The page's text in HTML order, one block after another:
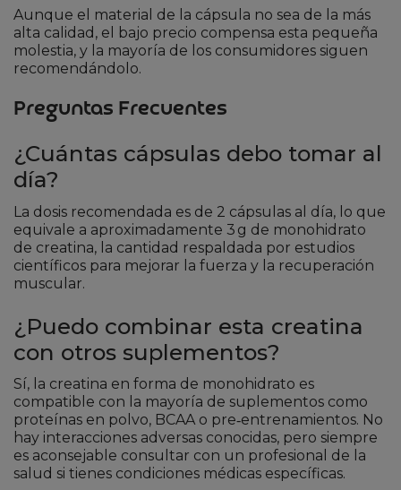
Aunque el material de la cápsula no sea de la más
alta calidad, el bajo precio compensa esta pequeña
molestia, y la mayoría de los consumidores siguen
recomendándolo.
Preguntas Frecuentes
¿Cuántas cápsulas debo tomar al
día?
La dosis recomendada es de 2 cápsulas al día, lo que
equivale a aproximadamente 3 g de monohidrato
de creatina, la cantidad respaldada por estudios
científicos para mejorar la fuerza y la recuperación
muscular.
¿Puedo combinar esta creatina
con otros suplementos?
Sí, la creatina en forma de monohidrato es
compatible con la mayoría de suplementos como
proteínas en polvo, BCAA o pre‑entrenamientos. No
hay interacciones adversas conocidas, pero siempre
es aconsejable consultar con un profesional de la
salud si tienes condiciones médicas específicas.